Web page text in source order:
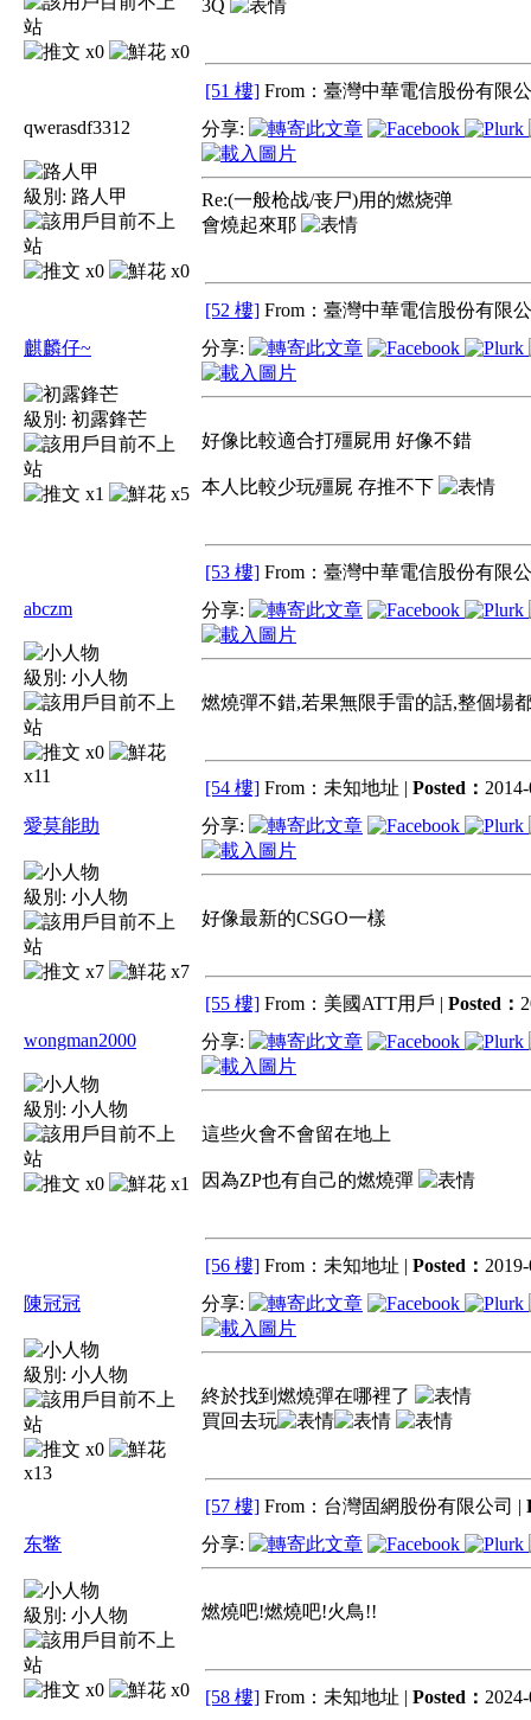
x0 x0
3Q
[51 樓] From：臺灣中華電信股份有限
qwerasdf3312
級別: 路人甲
x0 x0
分享:
Re:(一般枪战/丧尸)用的燃烧弹
會燒起來耶
[52 樓] From：臺灣中華電信股份有限
麒麟仔~
級別: 初露鋒芒
x1 x5
分享:
好像比較適合打殭屍用 好像不錯
本人比較少玩殭屍 存推不下
[53 樓] From：臺灣中華電信股份有限
abczm
級別: 小人物
x0
x11
分享:
燃燒彈不錯,若果無限手雷的話,整個場
[54 樓] From：未知地址 | Posted：
愛莫能助
級別: 小人物
x7 x7
分享:
好像最新的CSGO一樣
[55 樓] From：美國ATT用戶 | Posted：
wongman2000
級別: 小人物
x0 x1
分享:
這些火會不會留在地上
因為ZP也有自己的燃燒彈
[56 樓] From：未知地址 | Posted：
陳冠冠
級別: 小人物
x0
x13
分享:
終於找到燃燒彈在哪裡了
買回去玩
[57 樓] From：台灣固網股份有限公司 |
东鳖
級別: 小人物
x0 x0
分享:
燃燒吧!燃燒吧!火鳥!!
[58 樓] From：未知地址 | Posted：